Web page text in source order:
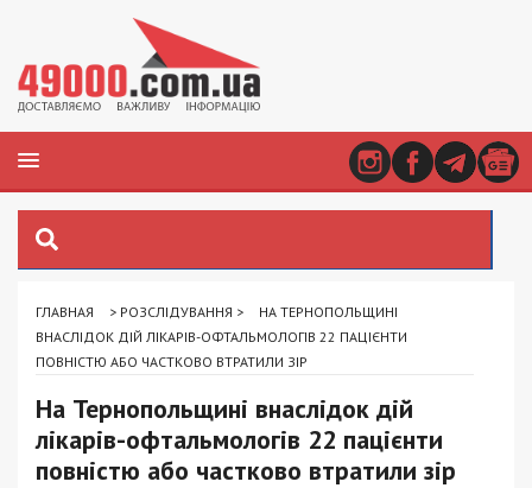
ГЛАВНАЯ > РОЗСЛІДУВАННЯ >
НА ТЕРНОПОЛЬЩИНІ
ВНАСЛІДОК ДІЙ ЛІКАРІВ-ОФТАЛЬМОЛОГІВ 22 ПАЦІЄНТИ
ПОВНІСТЮ АБО ЧАСТКОВО ВТРАТИЛИ ЗІР
На Тернопольщині внаслідок дій
лікарів-офтальмологів 22 пацієнти
повністю або частково втратили зір